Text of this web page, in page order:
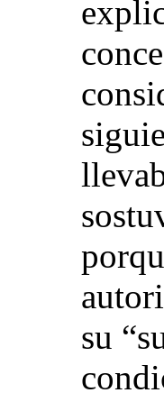
su